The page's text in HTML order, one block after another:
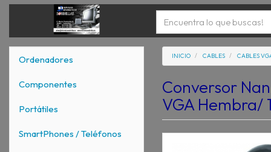
Ordenadores
Componentes
Portátiles
SmartPhones / Teléfonos
INICIO CABLES CABLES
Conversor
VGA Hembra/